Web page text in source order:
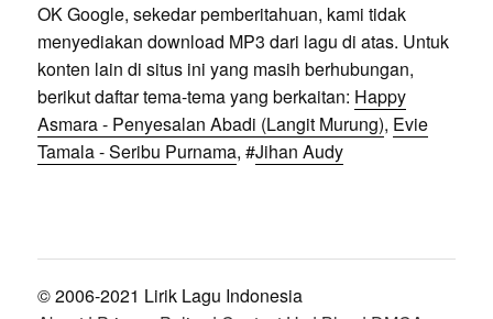
OK Google, sekedar pemberitahuan, kami tidak
menyediakan download MP3 dari lagu di atas. Untuk
konten lain di situs ini yang masih berhubungan,
berikut daftar tema-tema yang berkaitan: Happy
Asmara - Penyesalan Abadi (Langit Murung), Evie
Tamala - Seribu Purnama, #Jihan Audy
© 2006-2021 Lirik Lagu Indonesia